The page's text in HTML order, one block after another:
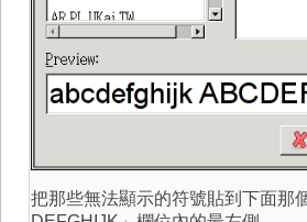
把那些無法顯示的符號貼到下面那